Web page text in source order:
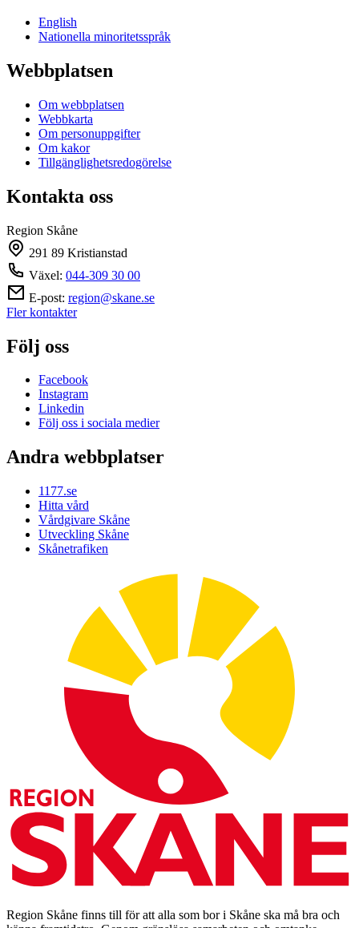
English
Nationella minoritetsspråk
Webbplatsen
Om webbplatsen
Webbkarta
Om personuppgifter
Om kakor
Tillgänglighetsredogörelse
Kontakta oss
Region Skåne
291 89 Kristianstad
Växel: 044-309 30 00
E-post: region@skane.se
Fler kontakter
Följ oss
Facebook
Instagram
Linkedin
Följ oss i sociala medier
Andra webbplatser
1177.se
Hitta vård
Vårdgivare Skåne
Utveckling Skåne
Skånetrafiken
Region Skåne finns till för att alla som bor i Skåne ska må bra och